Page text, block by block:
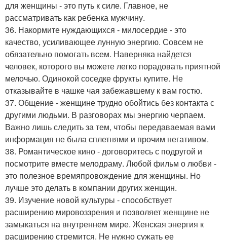
для женщины - это путь к силе. Главное, не
рассматривать как ребенка мужчину.
36. Накормите нуждающихся - милосердие - это
качество, усиливающее лунную энергию. Совсем не
обязательно помогать всем. Наверняка найдется
человек, которого вы можете легко порадовать приятной
мелочью. Одинокой соседке фрукты купите. Не
отказывайте в чашке чая забежавшему к вам гостю.
37. Общение - женщине трудно обойтись без контакта с
другими людьми. В разговорах мы энергию черпаем.
Важно лишь следить за тем, чтобы передаваемая вами
информация не была сплетнями и прочим негативом.
38. Романтическое кино - договоритесь с подругой и
посмотрите вместе мелодраму. Любой фильм о любви -
это полезное времяпровождение для женщины. Но
лучше это делать в компании других женщин.
39. Изучение новой культуры - способствует
расширению мировоззрения и позволяет женщине не
замыкаться на внутреннем мире. Женская энергия к
расширению стремится. Не нужно сужать ее